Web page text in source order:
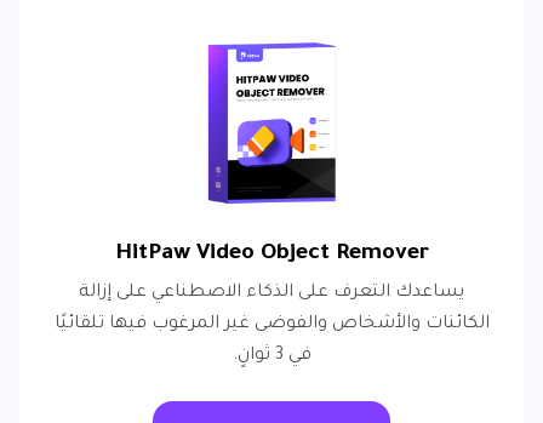
HitPaw Video Object Remover
يساعدك التعرف على الذكاء الاصطناعي على إزالة
الكائنات والأشخاص والفوضى غير المرغوب فيها تلقائيًا
في 3 ثوانٍ.